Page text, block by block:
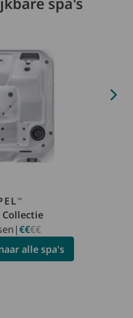
™
Collectie
|€€€€
alle spa's